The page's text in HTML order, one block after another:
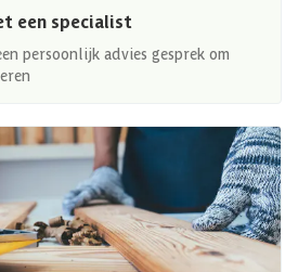
een specialist
persoonlijk advies gesprek om